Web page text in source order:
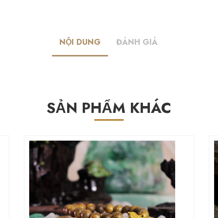
NỘI DUNG ĐÁNH GIÁ
SẢN PHẨM KHÁC